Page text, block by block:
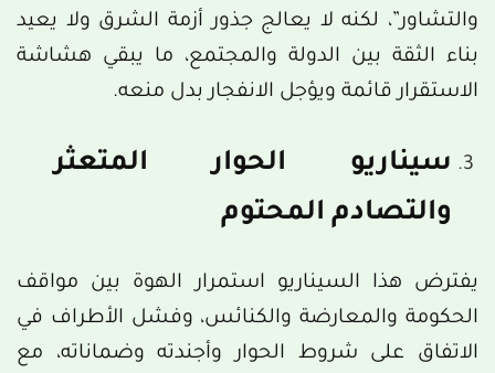
والتشاور”، لكنه لا يعالج جذور أزمة الشرق ولا يعيد
بناء الثقة بين الدولة والمجتمع، ما يبقي هشاشة
الاستقرار قائمة ويؤجل الانفجار بدل منعه.
سيناريو الحوار المتعثر
والتصادم المحتوم
يفترض هذا السيناريو استمرار الهوة بين مواقف
الحكومة والمعارضة والكنائس، وفشل الأطراف في
الاتفاق على شروط الحوار وأجندته وضماناته، مع